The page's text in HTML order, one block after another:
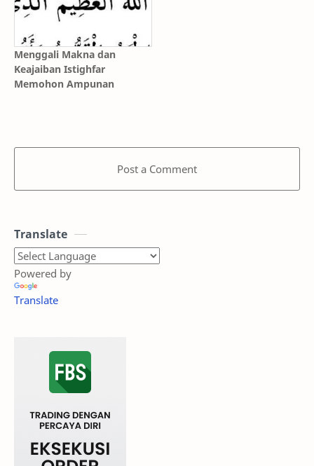
Menggali Makna dan
Keajaiban Istighfar
Memohon Ampunan
Post a Comment
Translate
Powered by
Translate